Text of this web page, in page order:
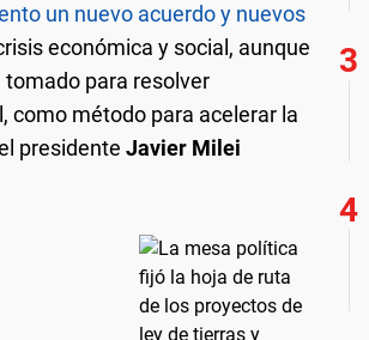
un nuevo acuerdo y nuevos
económica y social, aunque
para resolver
como método para acelerar la
presidente Javier Milei